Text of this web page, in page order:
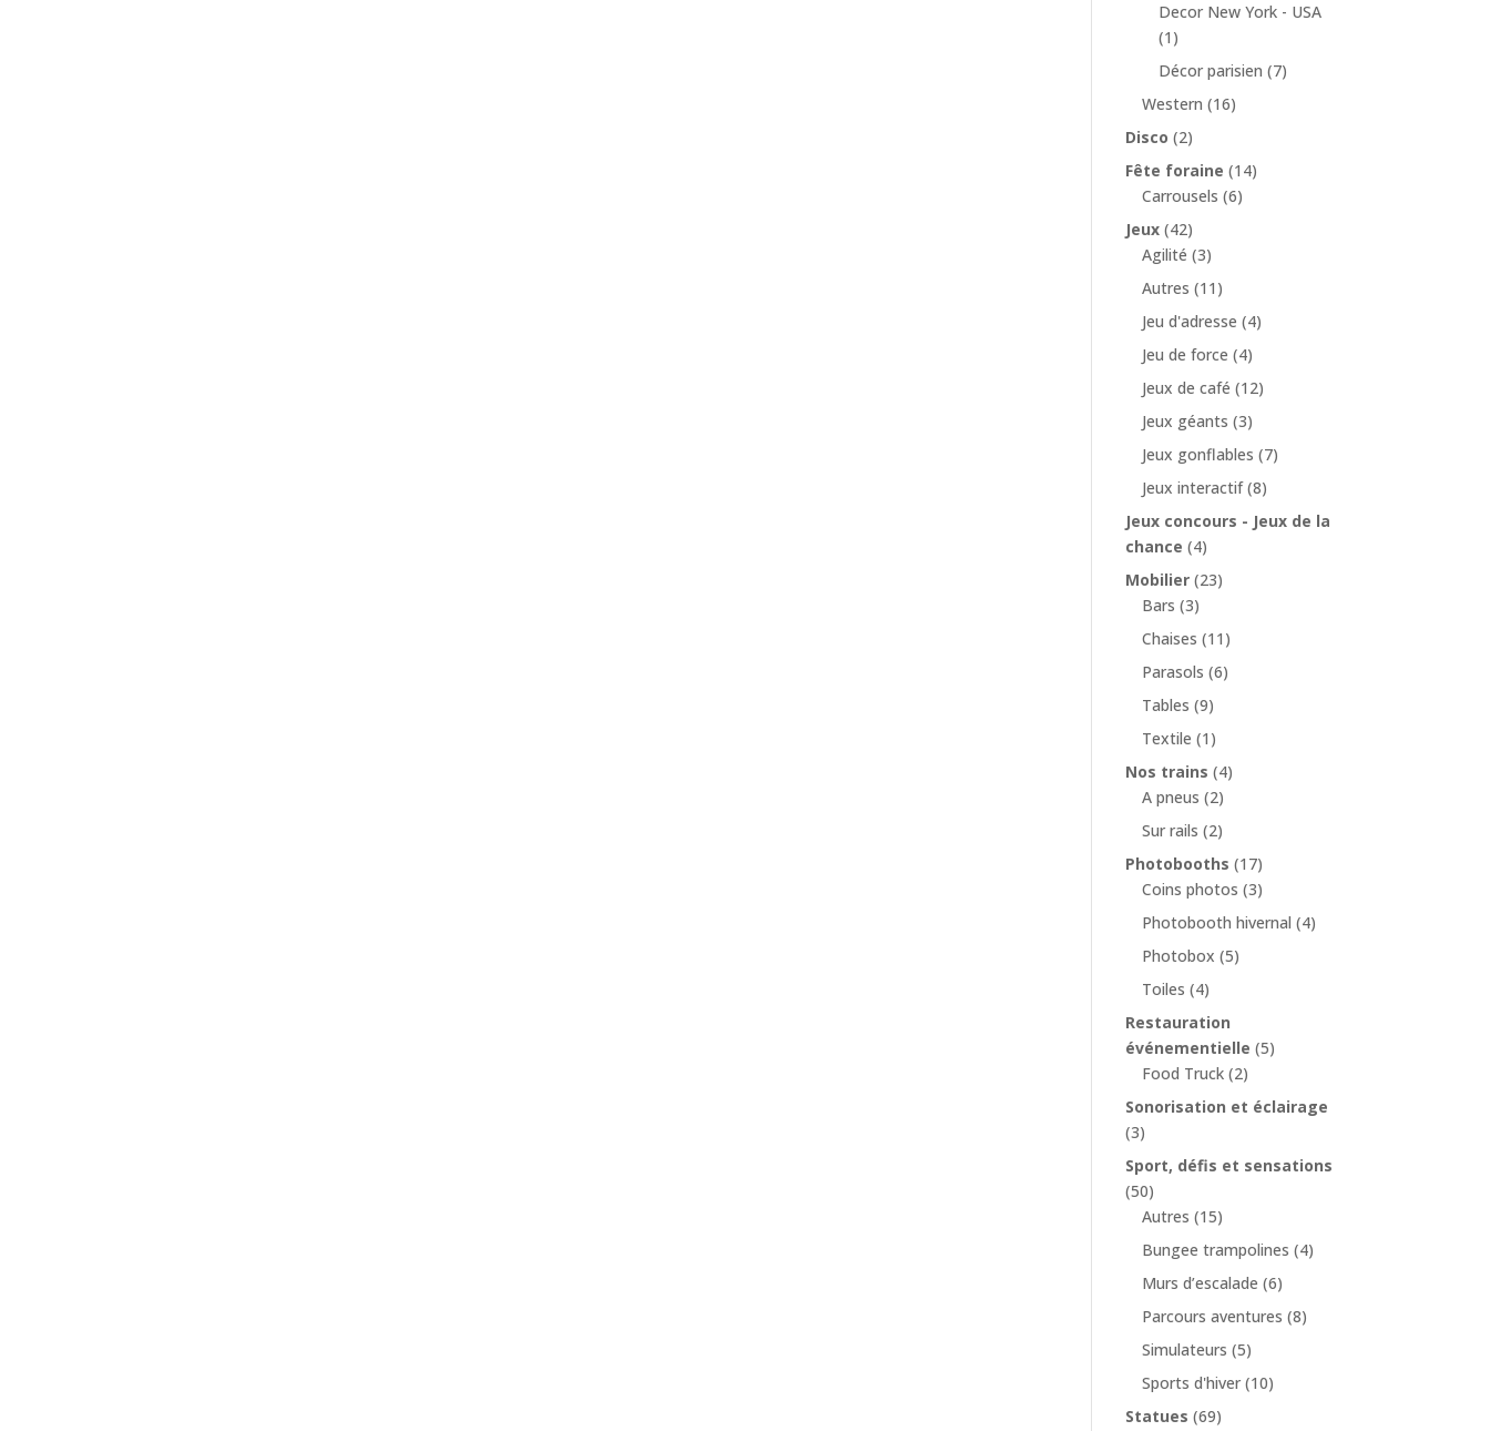
Decor New York - USA
(1)
Décor parisien (7)
Western (16)
Disco (2)
Fête foraine (14)
Carrousels (6)
Jeux (42)
Agilité (3)
Autres (11)
Jeu d'adresse (4)
Jeu de force (4)
Jeux de café (12)
Jeux géants (3)
Jeux gonflables (7)
Jeux interactif (8)
Jeux concours - Jeux de la
chance (4)
Mobilier (23)
Bars (3)
Chaises (11)
Parasols (6)
Tables (9)
Textile (1)
Nos trains (4)
A pneus (2)
Sur rails (2)
Photobooths (17)
Coins photos (3)
Photobooth hivernal (4)
Photobox (5)
Toiles (4)
Restauration
événementielle (5)
Food Truck (2)
Sonorisation et éclairage
(3)
Sport, défis et sensations
(50)
Autres (15)
Bungee trampolines (4)
Murs d’escalade (6)
Parcours aventures (8)
Simulateurs (5)
Sports d'hiver (10)
Statues (69)